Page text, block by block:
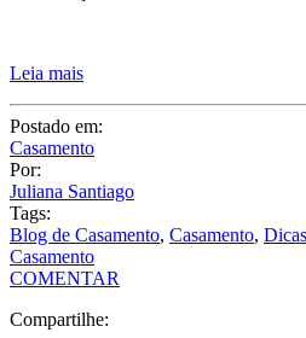
Postado em:
Casamento
Por:
Juliana Santiago
Tags:
Blog de Casamento
Casamento
COMENTAR